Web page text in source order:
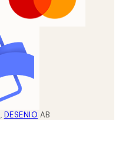
, DESENIO AB